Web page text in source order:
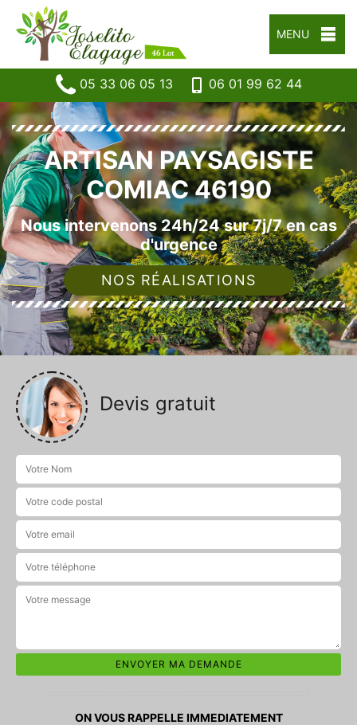
MENU
05 33 06 05 13 06 01 99 62 44
ARTISAN PAYSAGISTE
COMIAC 46190
Nous intervenons 24h/24 sur 7j/7 en cas
d'urgence
NOS RÉALISATIONS
Devis gratuit
ON VOUS RAPPELLE IMMEDIATEMENT